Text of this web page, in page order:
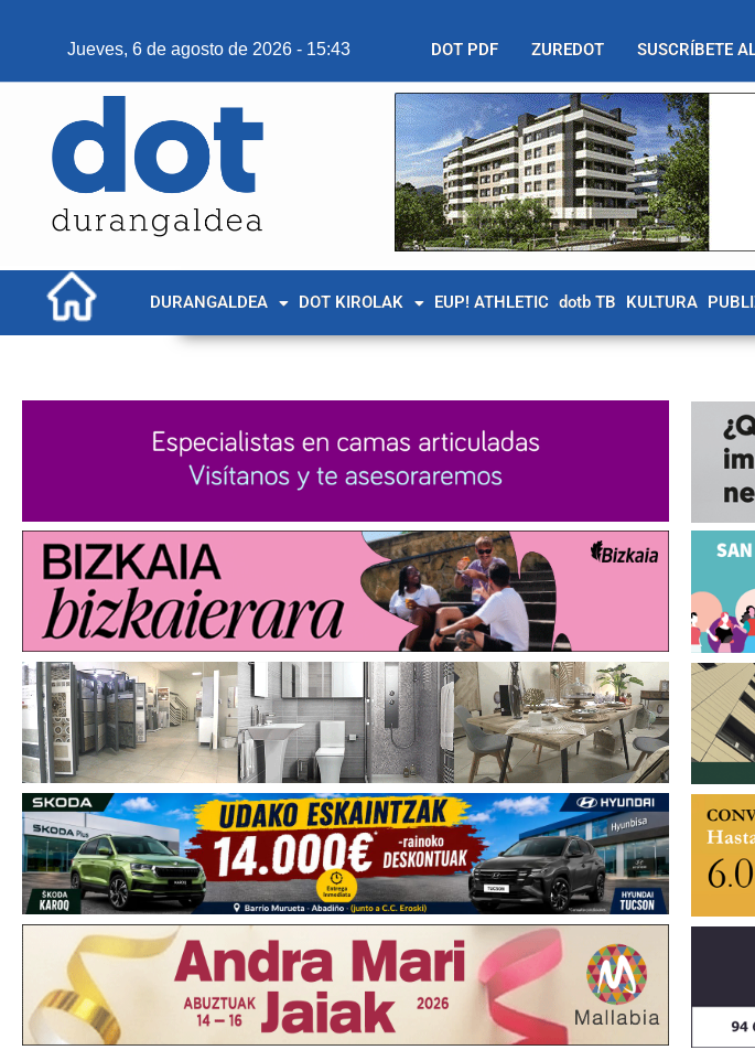
Jueves, 6 de agosto de 2026 - 15:43 DOT PDF ZUREDOT SUSCRÍBETE
DURANGALDEA DOT KIROLAK EUP! ATHLETIC dotb TB KULTURA